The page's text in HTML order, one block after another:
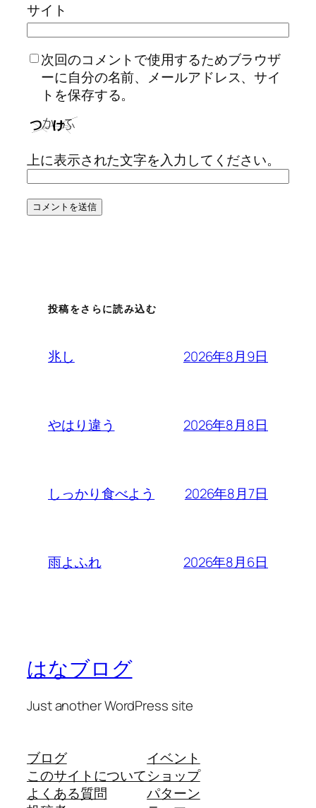
サイト
次回のコメントで使用するためブラウザ
ーに自分の名前、メールアドレス、サイ
トを保存する。
上に表示された文字を入力してください。
投稿をさらに読み込む
兆し 2026年8月9日
やはり違う 2026年8月8日
しっかり食べよう 2026年8月7日
雨よふれ 2026年8月6日
はなブログ
Just another WordPress site
ブログ
このサイトについて
よくある質問
イベント
ショップ
パターン